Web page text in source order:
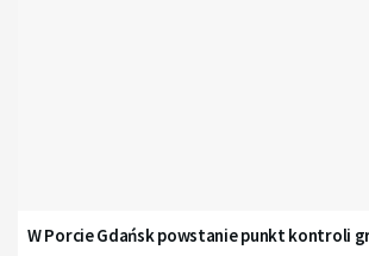
W Porcie Gdańsk powstanie punkt kontroli